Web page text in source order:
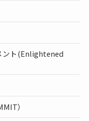
ント(Enlightened
）